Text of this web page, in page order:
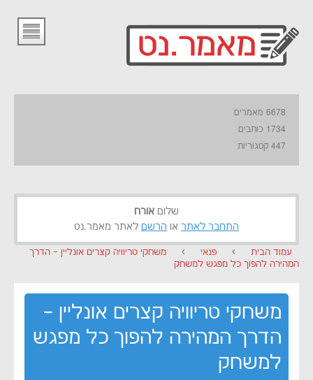
שלום אורח
התחבר לאתר או הרשם לאתר מאמר.נט
6678 מאמרים
1734 כותבים
447 קטגוריות
עמוד הבית › פנאי ›
משחקי טריוויה קצרים אונליין – הדרך
המהירה להפוך כל מפגש למשחק
משחקי טריוויה קצרים אונליין –
הדרך המהירה להפוך כל מפגש
למשחק